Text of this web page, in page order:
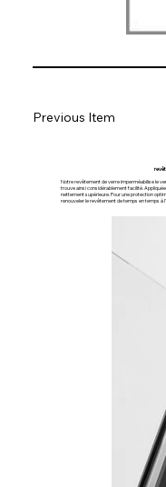
Previous Item
Notre revêtement de verre imperméabilise le
trouve ainsi considérablement facilité.
nettement supérieure. Pour une protection
renouveler le revêtement de temps en temps à